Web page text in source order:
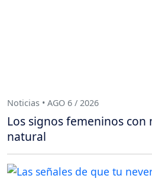
Noticias • AGO 6 / 2026
Los signos femeninos con
natural